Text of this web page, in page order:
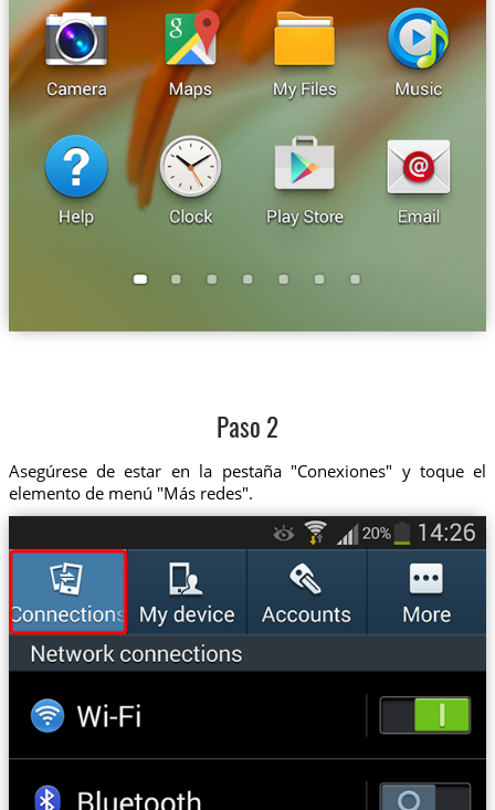
Paso 2
Asegúrese de estar en la pestaña "Conexiones" y toque el
elemento de menú "Más redes".